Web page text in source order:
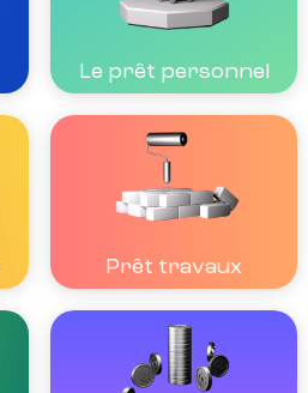
Le prêt personnel
Prêt travaux